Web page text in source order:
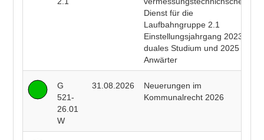
Dienst für die
Laufbahngruppe 2.1
Einstellungsjahrgang 2023
duales Studium und 2025
Anwärter
G
521-
26.01
W
31.08.2026
Neuerungen im
Kommunalrecht 2026